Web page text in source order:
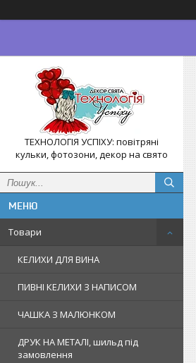
ТЕХНОЛОГІЯ УСПІХУ: повітряні
кульки, фотозони, декор на свято
Товари
КЕЛИХИ ДЛЯ ВИНА
ПИВНІ КЕЛИХИ З НАПИСОМ
ЧАШКА З МАЛЮНКОМ
ДРУК НА МЕТАЛІ, шильд під
замовлення